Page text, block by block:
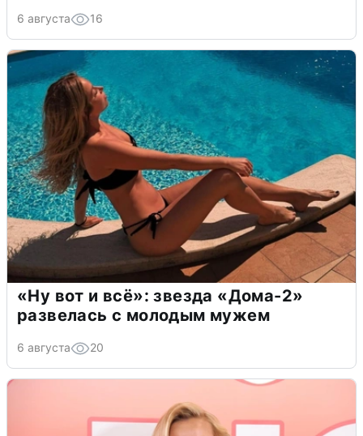
6 августа 16
«Ну вот и всё»: звезда «Дома-2»
развелась с молодым мужем
6 августа 20